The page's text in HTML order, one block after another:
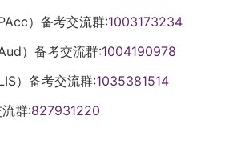
）备考交流群:1003173234
）备考交流群:1004190978
）备考交流群:1035381514
群:827931220